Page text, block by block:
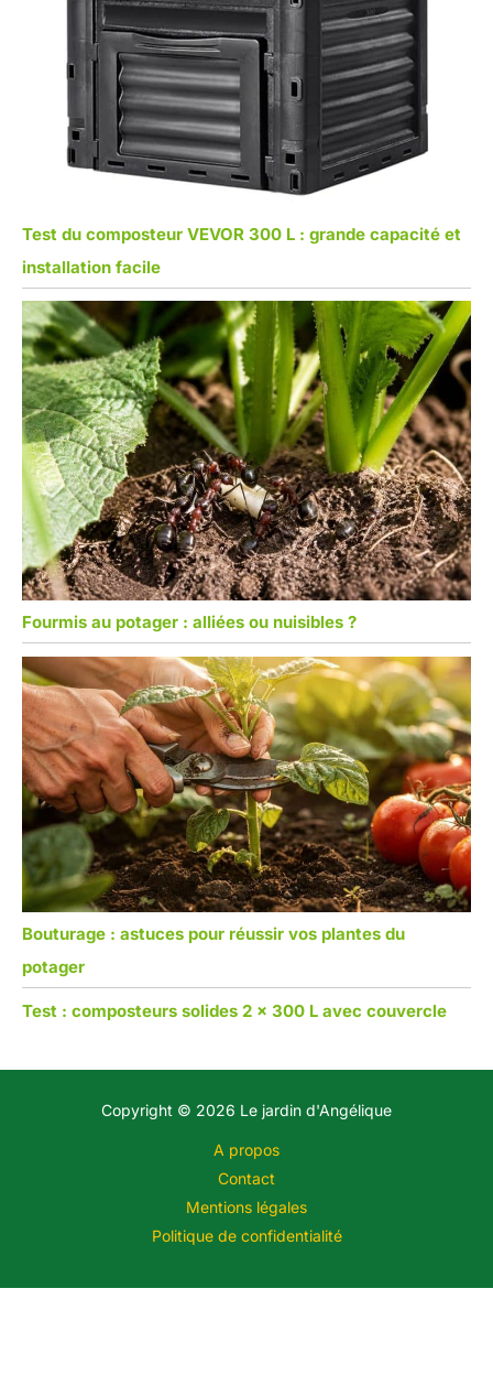
Test du composteur VEVOR 300 L : grande capacité et
installation facile
Fourmis au potager : alliées ou nuisibles ?
Bouturage : astuces pour réussir vos plantes du
potager
Test : composteurs solides 2 x 300 L avec couvercle
Copyright © 2026 Le jardin d'Angélique
A propos
Contact
Mentions légales
Politique de confidentialité